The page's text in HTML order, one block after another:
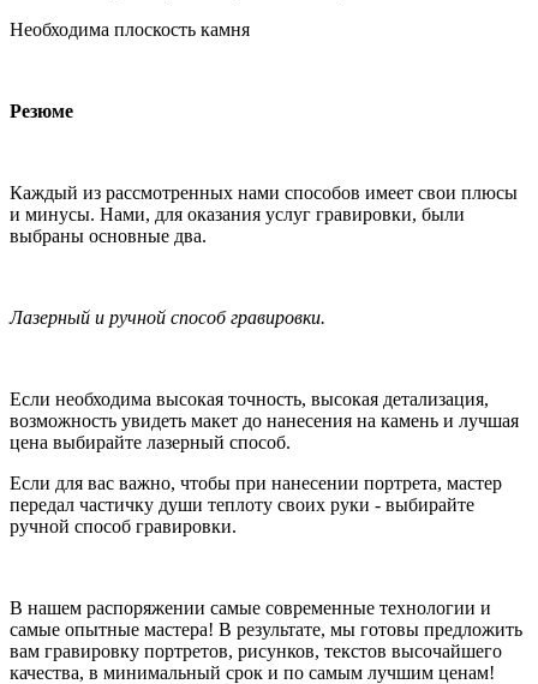
Необходима плоскость камня
Резюме
Каждый из рассмотренных нами способов имеет свои плюсы
и минусы. Нами, для оказания услуг гравировки, были
выбраны основные два.
Лазерный и ручной способ гравировки.
Если необходима высокая точность, высокая детализация,
возможность увидеть макет до нанесения на камень и лучшая
цена выбирайте лазерный способ.
Если для вас важно, чтобы при нанесении портрета, мастер
передал частичку души теплоту своих руки - выбирайте
ручной способ гравировки.
В нашем распоряжении самые современные технологии и
самые опытные мастера! В результате, мы готовы предложить
вам гравировку портретов, рисунков, текстов высочайшего
качества, в минимальный срок и по самым лучшим ценам!